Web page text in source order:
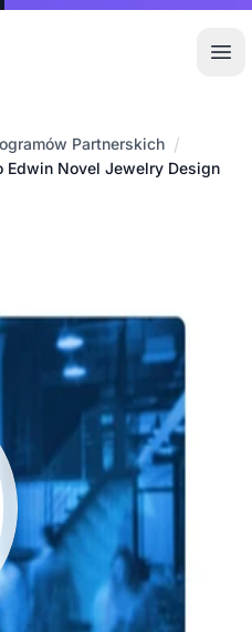
Partnerskich /
Edwin Novel Jewelry Design